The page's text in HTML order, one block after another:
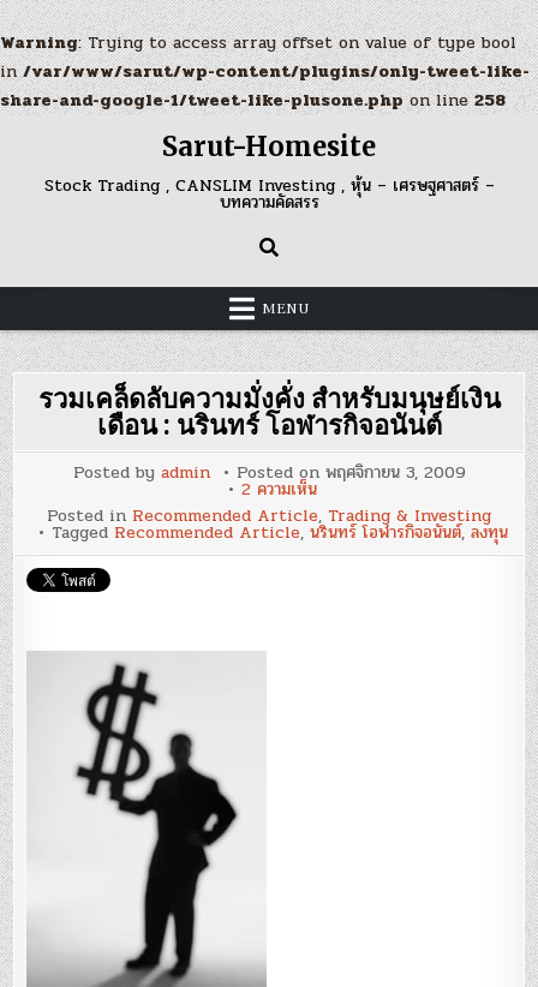
Warning: Trying to access array offset on value of type bool
in/var/www/sarut/wp-content/plugins/only-tweet-like-
share-and-google-1/tweet-like-plusone.phpon line258
content
Sarut-Homesite
Stock Trading , CANSLIM Investing , หุ้น – เศรษฐศาสตร์ –
บทความคัดสรร
MENU
รวมเคล็ดลับความมั่งคั่ง สำหรับมนุษย์เงิน
เดือน : นรินทร์ โอฬารกิจอนันต์
Posted by admin Posted on พฤศจิกายน 3, 2009
2 ความเห็นบน
รวม
เคล็ด
ลับ
ความ
Posted in Recommended Article, Trading & Investing
Tagged Recommended Article, นรินทร์ โอฬารกิจอนันต์, ลงทุน